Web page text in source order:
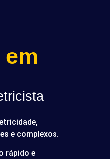
e complexos.
rápido e